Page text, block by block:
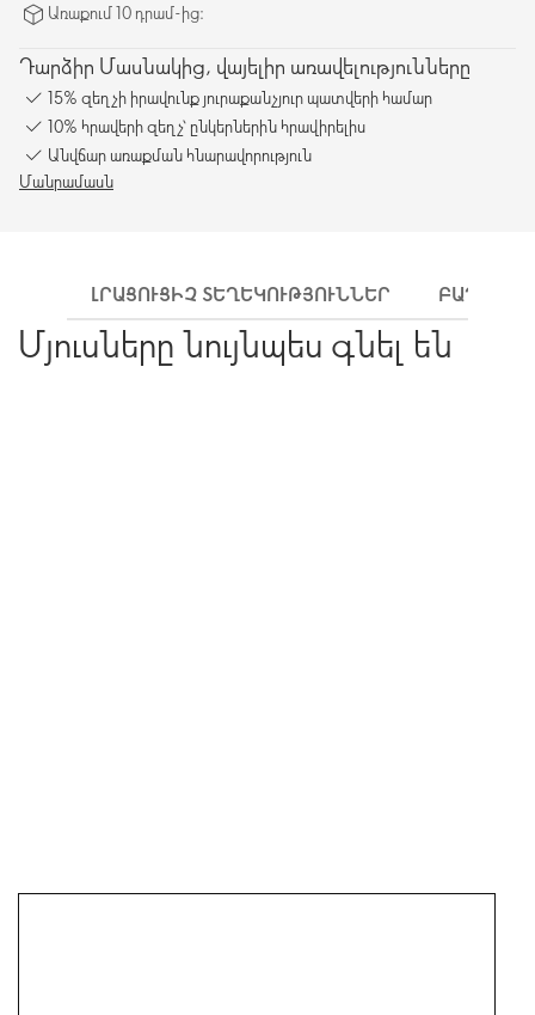
Առաքում 10 դրամ-ից։
Դարձիր Մասնակից, վայելիր առավելությունները
15% զեղչի իրավունք յուրաքանչյուր պատվերի համար
10% հրավերի զեղչ՝ ընկերներին հրավիրելիս
Անվճար առաքման հնարավորություն
Մանրամասն
ԼՐԱՑՈՒՑԻՉ ՏԵՂԵԿՈՒԹՅՈՒՆՆԵՐ
Մյուսները նույնպես գնել են